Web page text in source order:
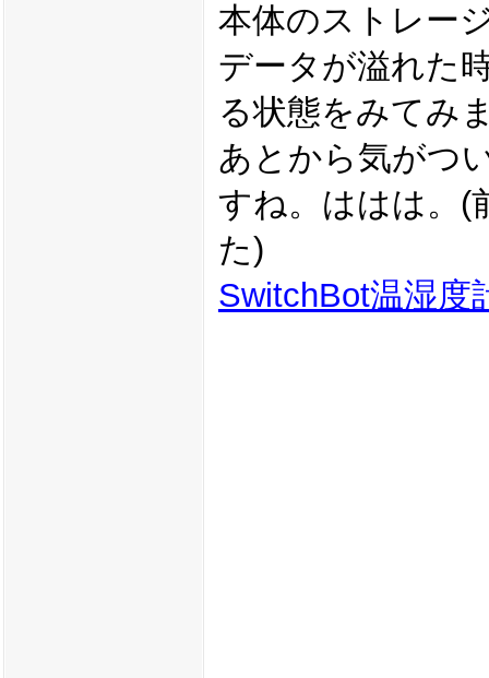
本体のストレー
データが溢れた
る状態をみてみ
あとから気がつ
すね。ははは。(
た)
SwitchBot温湿度